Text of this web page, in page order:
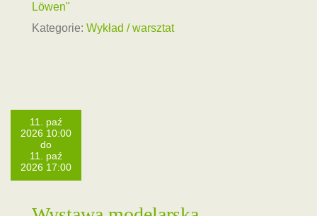
Löwen"
Kategorie: Wykład / warsztat
11. paź
2026 10:00
do
11. paź
2026 17:00